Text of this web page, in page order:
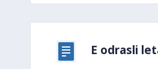
E odrasli